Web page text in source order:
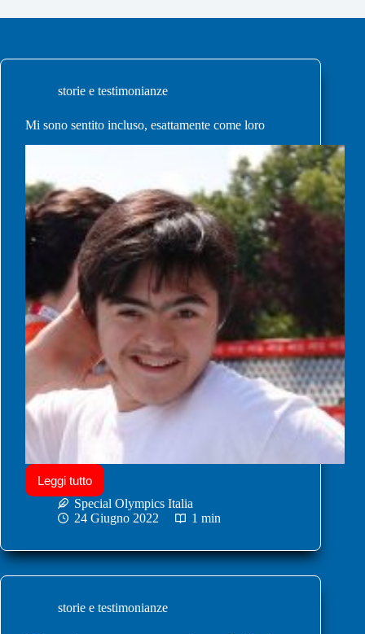
storie e testimonianze
Mi sono sentito incluso, esattamente come loro
Leggi tutto
Special Olympics Italia
24 Giugno 2022
1 min
storie e testimonianze